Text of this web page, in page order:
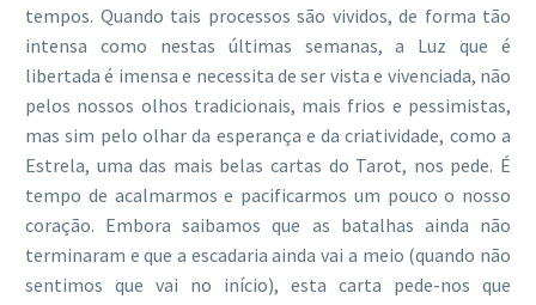
tempos. Quando tais processos são vividos, de forma tão
intensa como nestas últimas semanas, a Luz que é
libertada é imensa e necessita de ser vista e vivenciada, não
pelos nossos olhos tradicionais, mais frios e pessimistas,
mas sim pelo olhar da esperança e da criatividade, como a
Estrela, uma das mais belas cartas do Tarot, nos pede. É
tempo de acalmarmos e pacificarmos um pouco o nosso
coração. Embora saibamos que as batalhas ainda não
terminaram e que a escadaria ainda vai a meio (quando não
sentimos que vai no início), esta carta pede-nos que